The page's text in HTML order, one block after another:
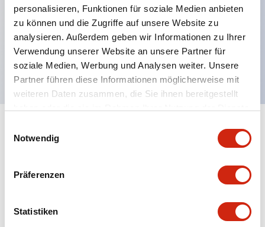
personalisieren, Funktionen für soziale Medien anbieten
zu können und die Zugriffe auf unsere Website zu
analysieren. Außerdem geben wir Informationen zu Ihrer
Verwendung unserer Website an unsere Partner für
soziale Medien, Werbung und Analysen weiter. Unsere
Partner führen diese Informationen möglicherweise mit
weiteren Daten zusammen, die Sie ihnen bereitgestellt
Notwendig
Präferenzen
Statistiken
Rückwärtsterminal-System, flache Anschlussfläche
einheitlich bei allen Serien mit einem Gehäuselänge
von 22 mm.
UL- und CSA-zertifiziert
Spezifikationen Alle erweitern+